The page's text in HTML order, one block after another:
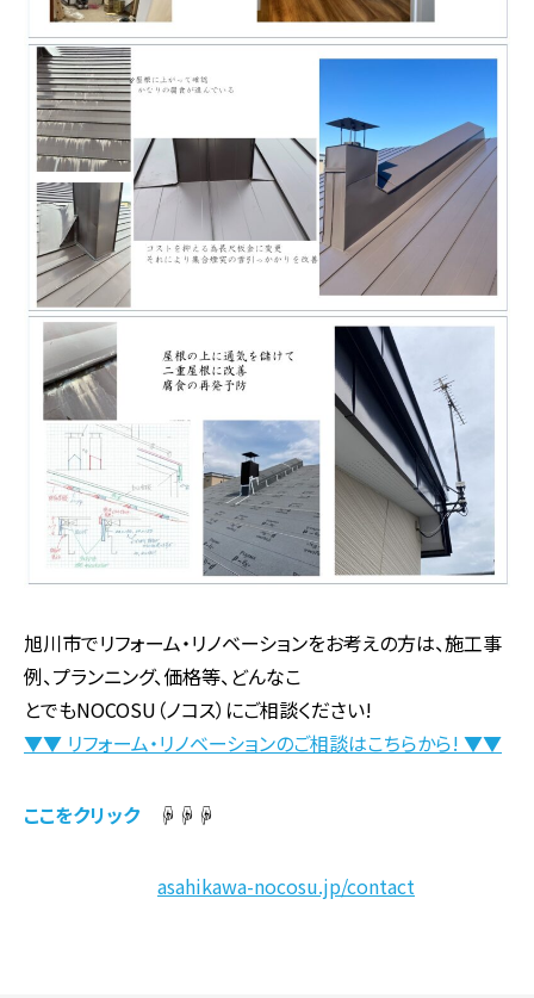
旭川市でリフォーム・リノベーションをお考えの方は、施工事
例、プランニング、価格等、どんなこ
とでもNOCOSU（ノコス）にご相談ください!
▼▼ リフォーム・リノベーションのご相談はこちらから! ▼▼
ここをクリック ☟☟☟
asahikawa-nocosu.jp/contact